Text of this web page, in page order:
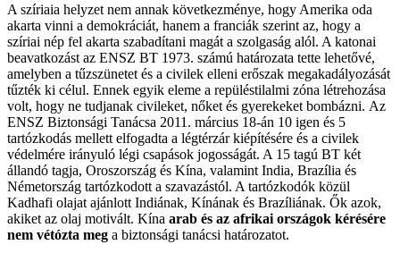
A szíriaia helyzet nem annak következménye, hogy Amerika oda
akarta vinni a demokráciát, hanem a franciák szerint az, hogy a
szíriai nép fel akarta szabadítani magát a szolgaság alól. A katonai
beavatkozást az ENSZ BT 1973. számú határozata tette lehetővé,
amelyben a tűzszünetet és a civilek elleni erőszak megakadályozását
tűzték ki célul. Ennek egyik eleme a repüléstilalmi zóna létrehozása
volt, hogy ne tudjanak civileket, nőket és gyerekeket bombázni. Az
ENSZ Biztonsági Tanácsa 2011. március 18-án 10 igen és 5
tartózkodás mellett elfogadta a légtérzár kiépítésére és a civilek
védelmére irányuló légi csapások jogosságát. A 15 tagú BT két
állandó tagja, Oroszország és Kína, valamint India, Brazília és
Németország tartózkodott a szavazástól. A tartózkodók közül
Kadhafi olajat ajánlott Indiának, Kínának és Brazíliának. Ők azok,
akiket az olaj motivált. Kína arab és az afrikai országok kérésére
nem vétózta meg a biztonsági tanácsi határozatot.